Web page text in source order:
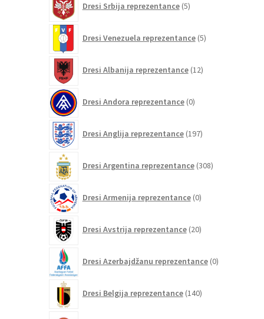
Dresi Srbija reprezentance 5izdelkov
Dresi Venezuela reprezentance 5izdelkov
Dresi Albanija reprezentance 12izdelkov
Dresi Andora reprezentance 0izdelkov
Dresi Anglija reprezentance 197izdelkov
Dresi Argentina reprezentance 308izdelkov
Dresi Armenija reprezentance 0izdelkov
Dresi Avstrija reprezentance 20izdelkov
Dresi Azerbajdžanu reprezentance 0izdelkov
Dresi Belgija reprezentance 140izdelkov